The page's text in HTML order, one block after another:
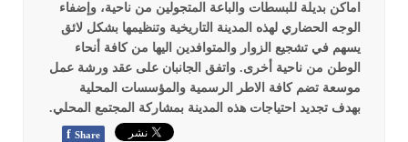
اماكن بديلة للبسطات والباعة المتجولين من ناحية، وإضفاء
الوجه الحضاري لهذه المدينة التاريخية وتنظيمها بشكل لائق
يسهم في تشجيع الزوار والمتوافدين اليها من كافة أنحاء
الوطن من ناحية أخرى. واتفق الجانبان على عقد ورشة عمل
موسعة تضم كافة الاطر الرسمية والمؤسسات المحلية
بهدف تجديد احتياجات هذه المدينة بمشاركة المجتمع المحلي.
f Share